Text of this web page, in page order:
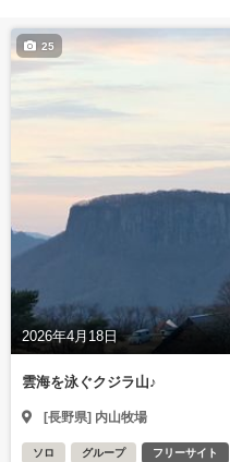
2026年4月18日
25
雲海を泳ぐクジラ山♪
[長野県] 内山牧場
ソロ グループ フリーサイト